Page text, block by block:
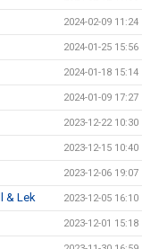
2024-02-09 11:24
2024-01-25 15:56
2024-01-18 15:14
2024-01-09 17:27
2023-12-22 10:30
2023-12-15 10:40
2023-12-06 19:07
& Lek 2023-12-05 16:10
2023-12-01 15:18